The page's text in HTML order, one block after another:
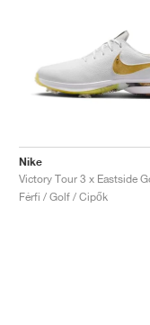
Nike
Férfi / Golf / Cipők